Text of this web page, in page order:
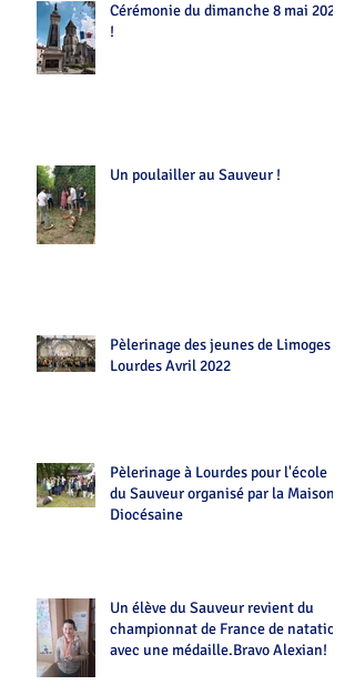
Cérémonie du dimanche 8 mai 2022
!
Un poulailler au Sauveur !
Pèlerinage des jeunes de Limoges
Lourdes Avril 2022
Pèlerinage à Lourdes pour l'école
du Sauveur organisé par la Maison
Diocésaine
Un élève du Sauveur revient du
championnat de France de natation
avec une médaille.Bravo Alexian!